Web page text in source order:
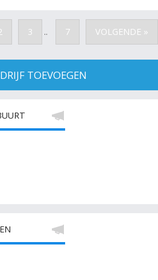
3 .. 7 VOLGENDE »
TOEVOEGEN